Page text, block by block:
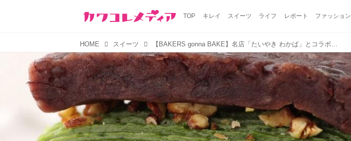
TOP キレイ スイーツ ライフ レポート ファッション
HOME スイーツ 【BAKERS gonna BAKE】名店「たいやき わかば」とコラボした新作スコーンが登場！